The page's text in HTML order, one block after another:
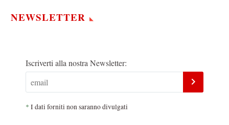
NEWSLETTER
Iscriverti alla nostra Newsletter:
* I dati forniti non saranno divulgati